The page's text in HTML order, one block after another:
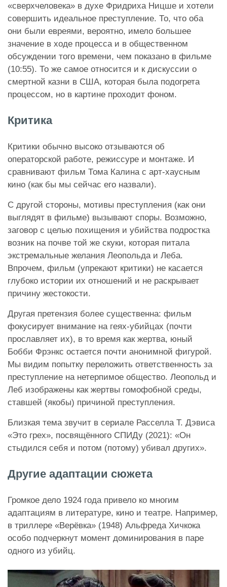
«сверхчеловека» в духе Фридриха Ницше и хотели
совершить идеальное преступление. То, что оба
они были евреями, вероятно, имело большее
значение в ходе процесса и в общественном
обсуждении того времени, чем показано в фильме
(10:55). То же самое относится и к дискуссии о
смертной казни в США, которая была подогрета
процессом, но в картине проходит фоном.
Критика
Критики обычно высоко отзываются об
операторской работе, режиссуре и монтаже. И
сравнивают фильм Тома Калина с арт-хаусным
кино (как бы мы сейчас его назвали).
С другой стороны, мотивы преступления (как они
выглядят в фильме) вызывают споры. Возможно,
заговор с целью похищения и убийства подростка
возник на почве той же скуки, которая питала
экстремальные желания Леопольда и Леба.
Впрочем, фильм (упрекают критики) не касается
глубоко истории их отношений и не раскрывает
причину жестокости.
Другая претензия более существенна: фильм
фокусирует внимание на геях-убийцах (почти
прославляет их), в то время как жертва, юный
Бобби Фрэнкс остается почти анонимной фигурой.
Мы видим попытку переложить ответственность за
преступление на нетерпимое общество. Леопольд и
Леб изображены как жертвы гомофобной среды,
ставшей (якобы) причиной преступления.
Близкая тема звучит в сериале Расселла Т. Дэвиса
«Это грех», посвящённого СПИДу (2021): «Он
стыдился себя и потом (потому) убивал других».
Другие адаптации сюжета
Громкое дело 1924 года привело ко многим
адаптациям в литературе, кино и театре. Например,
в триллере «Верёвка» (1948) Альфреда Хичкока
особо подчеркнут момент доминирования в паре
одного из убийц.